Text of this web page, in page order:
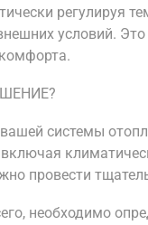
регулируя
условий.
системы
провести
необходимо